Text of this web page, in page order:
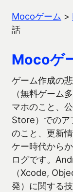
Mocoゲーム >
話
Mocoゲ
ゲーム作成の
（無料ゲーム
マホのこと、
Store）でのア
のこと、更新
ケー時代から
ログです。
（Xcode,
発）に関する